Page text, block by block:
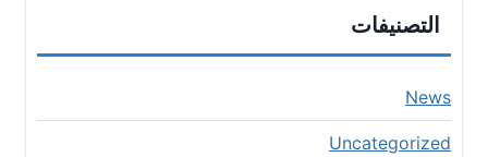
التصنيفات
News
Uncategorized